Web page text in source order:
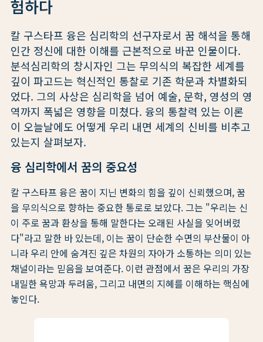
험하다
칼 구스타프 융은 심리학의 선구자로서 꿈 해석을 통해
인간 정신에 대한 이해를 근본적으로 바꾼 인물이다.
분석심리학의 창시자인 그는 무의식의 복잡한 세계를
깊이 파고드는 혁신적인 통찰로 기존 학문과 차별화되
었다. 그의 사상은 심리학을 넘어 예술, 문학, 영성의 영
역까지 폭넓은 영향을 미쳤다. 융의 통찰력 있는 이론
이 오늘날에도 어떻게 우리 내면 세계의 신비를 비추고
있는지 살펴보자.
융 심리학에서 꿈의 중요성
칼 구스타프 융은 꿈이 지닌 변화의 힘을 깊이 신뢰했으며, 꿈
을 무의식으로 향하는 중요한 통로로 보았다. 그는 "우리는 신
이 주로 꿈과 환상을 통해 말한다는 오래된 사실을 잊어버렸
다"라고 말한 바 있는데, 이는 꿈이 단순한 수면의 부산물이 아
니라 우리 안에 숨겨진 깊은 차원의 자아가 소통하는 의미 있는
채널이라는 믿음을 보여준다. 이런 관점에서 꿈은 우리의 가장
내밀한 욕망과 두려움, 그리고 내면의 지혜를 이해하는 핵심에
놓인다.